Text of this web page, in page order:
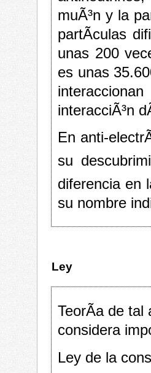
muÃ³n y la
partÃ­culas
unas 200
es unas
interacciÃ³n
En anti-
su
diferencia en
su nombre
Ley
TeorÃ­a de tal
considera
Ley de la